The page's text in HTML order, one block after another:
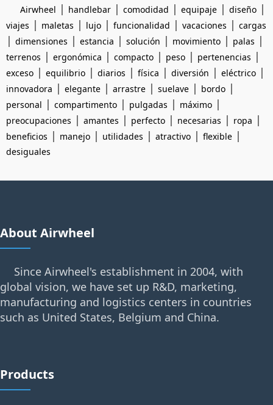
Airwheel | handlebar | comodidad | equipaje | diseño |
viajes | maletas | lujo | funcionalidad | vacaciones | cargas
| dimensiones | estancia | solución | movimiento | palas |
terrenos | ergonómica | compacto | peso | pertenencias |
exceso | equilibrio | diarios | física | diversión | eléctrico |
innovadora | elegante | arrastre | suelave | bordo |
personal | compartimento | pulgadas | máximo |
preocupaciones | amantes | perfecto | necesarias | ropa |
beneficios | manejo | utilidades | atractivo | flexible |
desiguales
About Airwheel
Since Airwheel's establishment in 2004, with
global vision, we have set up R&D, marketing,
manufacturing and logistics centers in countries
such as United States, Belgium and China.
Products